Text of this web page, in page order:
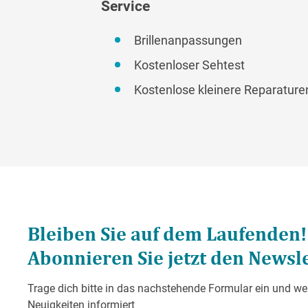
Service
Brillenanpassungen
Kostenloser Sehtest
Kostenlose kleinere